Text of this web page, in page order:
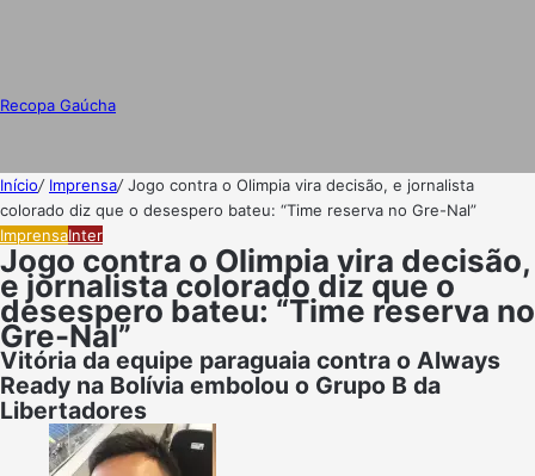
Recopa Gaúcha
Início/ Imprensa/Jogo contra o Olimpia vira decisão, e jornalista
colorado diz que o desespero bateu: “Time reserva no Gre-Nal”
ImprensaInter
Jogo contra o Olimpia vira decisão,
e jornalista colorado diz que o
desespero bateu: “Time reserva no
Gre-Nal”
Vitória da equipe paraguaia contra o Always
Ready na Bolívia embolou o Grupo B da
Libertadores